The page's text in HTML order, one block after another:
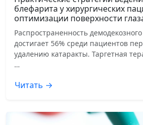
блефарита у хирургических
оптимизации поверхности
Распространенность
достигает 56% среди пациентов
удалению катаракты. Таргетная
…
Читать →